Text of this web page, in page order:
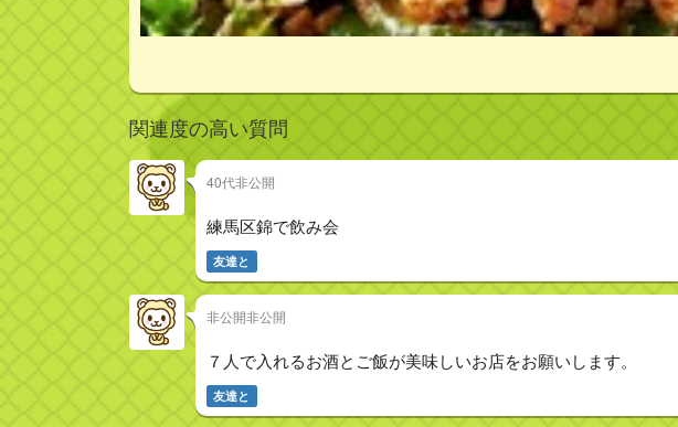
関連度の高い質問
40代非公開
練馬区錦で飲み会
友達と
非公開非公開
７人で入れるお酒とご飯が美味しいお店をお願いします。
友達と